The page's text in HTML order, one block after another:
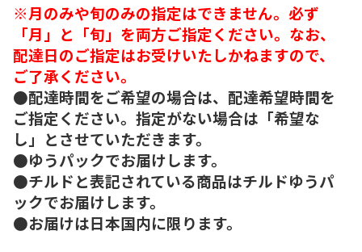
※月のみや旬のみの指定はできません。必ず
「月」と「旬」を両方ご指定ください。なお、
配達日のご指定はお受けいたしかねますので、
ご了承ください。
●配達時間をご希望の場合は、配達希望時間を
ご指定ください。指定がない場合は「希望な
し」とさせていただきます。
●ゆうパックでお届けします。
●チルドと表記されている商品はチルドゆうパ
ックでお届けします。
●お届けは日本国内に限ります。